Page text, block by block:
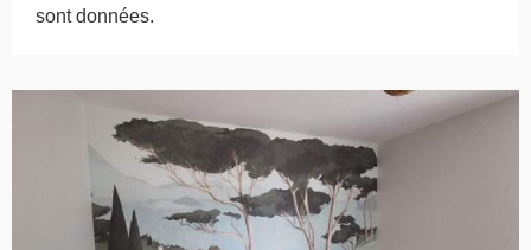
sont données.